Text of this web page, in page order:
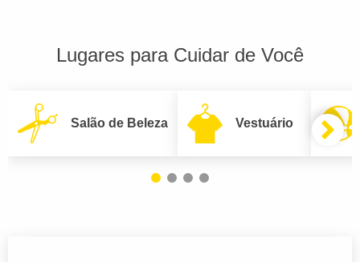
Lugares para Cuidar de Você
Salão de Beleza Vestuário